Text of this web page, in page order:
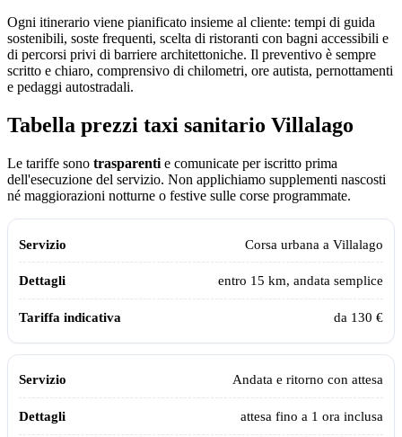
Ogni itinerario viene pianificato insieme al cliente: tempi di guida
sostenibili, soste frequenti, scelta di ristoranti con bagni accessibili e
di percorsi privi di barriere architettoniche. Il preventivo è sempre
scritto e chiaro, comprensivo di chilometri, ore autista, pernottamenti
e pedaggi autostradali.
Tabella prezzi taxi sanitario Villalago
Le tariffe sono trasparenti e comunicate per iscritto prima
dell'esecuzione del servizio. Non applichiamo supplementi nascosti
né maggiorazioni notturne o festive sulle corse programmate.
Tabella dei prezzi e delle tratte del taxi sanitario Assistiamo Te a
Servizio
Corsa urbana a Villalago
entro 15 km, andata semplice
da 130 €
Andata e ritorno con attesa
attesa fino a 1 ora inclusa